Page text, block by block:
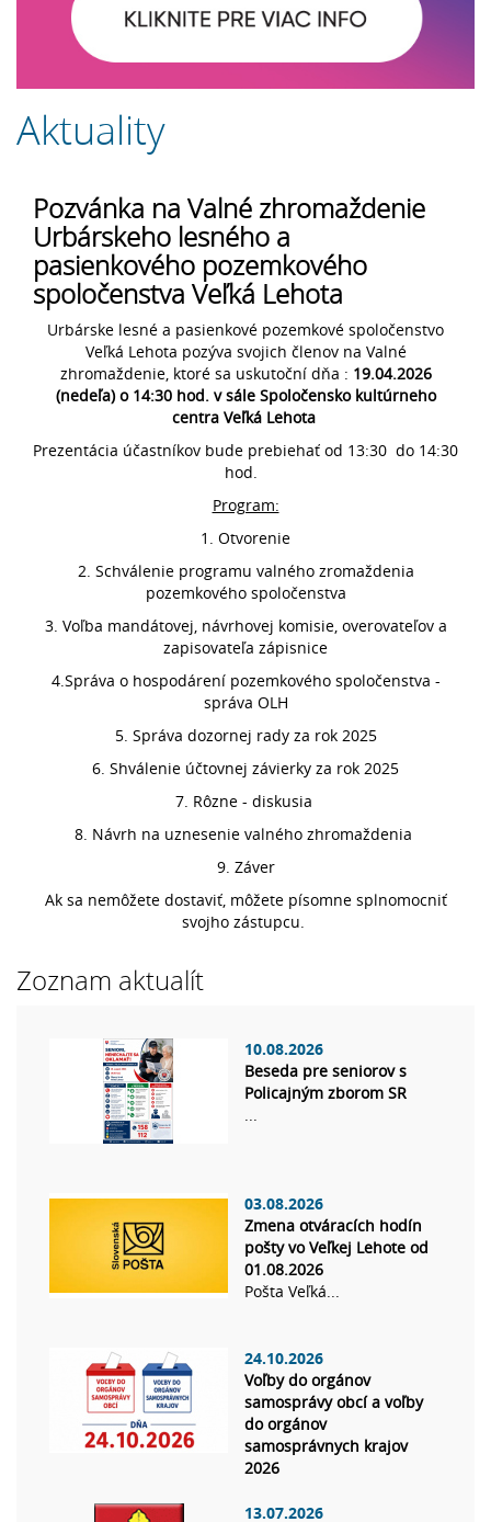
Aktuality
Pozvánka na Valné zhromaždenie
Urbárskeho lesného a
pasienkového pozemkového
spoločenstva Veľká Lehota
Urbárske lesné a pasienkové pozemkové spoločenstvo
Veľká Lehota pozýva svojich členov na Valné
zhromaždenie, ktoré sa uskutoční dňa : 19.04.2026
(nedeľa) o 14:30 hod. v sále Spoločensko kultúrneho
centra Veľká Lehota
Prezentácia účastníkov bude prebiehať od 13:30 do 14:30
hod.
Program:
1. Otvorenie
2. Schválenie programu valného zromaždenia
pozemkového spoločenstva
3. Voľba mandátovej, návrhovej komisie, overovateľov a
zapisovateľa zápisnice
4.Správa o hospodárení pozemkového spoločenstva -
správa OLH
5. Správa dozornej rady za rok 2025
6. Shválenie účtovnej závierky za rok 2025
7. Rôzne - diskusia
8. Návrh na uznesenie valného zhromaždenia
9. Záver
Ak sa nemôžete dostaviť, môžete písomne splnomocniť
svojho zástupcu.
Zoznam aktualít
10.08.2026
Beseda pre seniorov s
Policajným zborom SR
...
03.08.2026
Zmena otváracích hodín
pošty vo Veľkej Lehote od
01.08.2026
Pošta Veľká...
24.10.2026
Voľby do orgánov
samosprávy obcí a voľby
do orgánov
samosprávnych krajov
2026
13.07.2026